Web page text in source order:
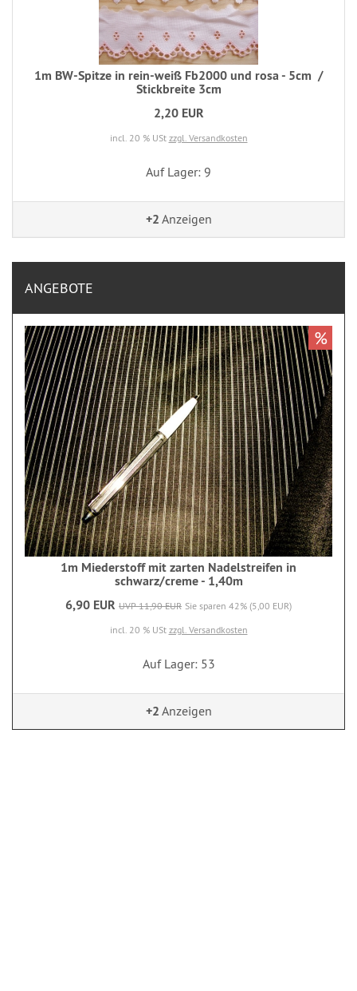
1m BW-Spitze in rein-weiß Fb2000 und rosa - 5cm ​​​​​​​/
Stickbreite 3cm
2,20 EUR
incl. 20 % USt zzgl. Versandkosten
Auf Lager: 9
+2 Anzeigen
ANGEBOTE
1m Miederstoff mit zarten Nadelstreifen in
schwarz/creme - 1,40m
6,90 EUR UVP 11,90 EUR Sie sparen 42% (5,00 EUR)
incl. 20 % USt zzgl. Versandkosten
Auf Lager: 53
%
+2 Anzeigen